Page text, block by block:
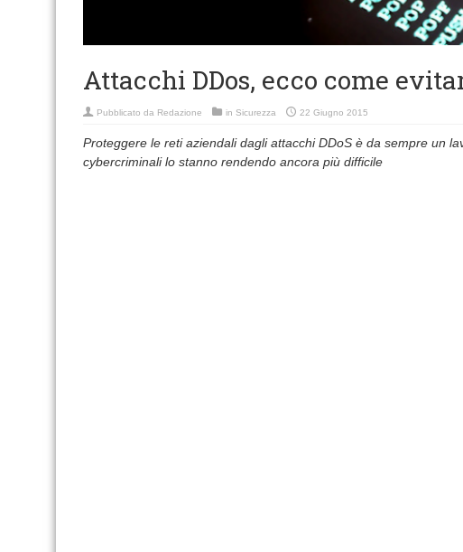
Attacchi DDos, ecco come
Pubblicato da Redazione in Sicurezza 22 Giugno 2015
Proteggere le reti aziendali dagli attacchi DDoS è da sempre un
cybercriminali lo stanno rendendo ancora più difficile